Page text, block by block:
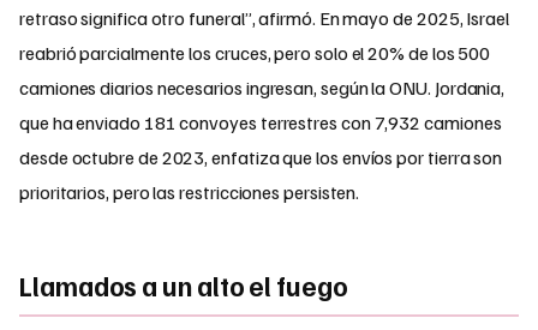
retraso significa otro funeral”, afirmó. En mayo de 2025, Israel
reabrió parcialmente los cruces, pero solo el 20% de los 500
camiones diarios necesarios ingresan, según la ONU. Jordania,
que ha enviado 181 convoyes terrestres con 7,932 camiones
desde octubre de 2023, enfatiza que los envíos por tierra son
prioritarios, pero las restricciones persisten.
Llamados a un alto el fuego